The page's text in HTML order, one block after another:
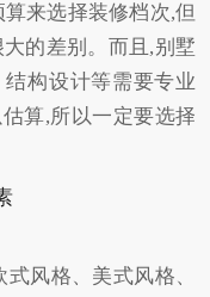
来选择装修档次,但
的差别。而且,别墅
构设计等需要专业
算,所以一定要选择
风格、美式风格、